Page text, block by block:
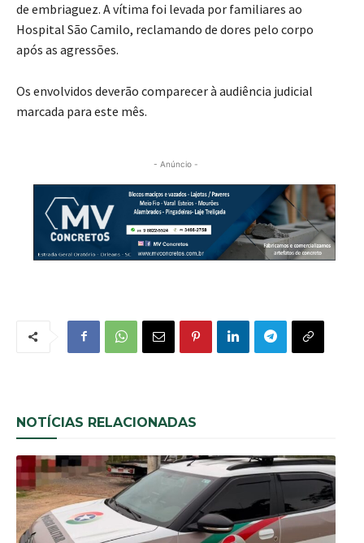
de embriaguez. A vítima foi levada por familiares ao
Hospital São Camilo, reclamando de dores pelo corpo
após as agressões.
Os envolvidos deverão comparecer à audiência judicial
marcada para este mês.
- Anúncio -
NOTÍCIAS RELACIONADAS